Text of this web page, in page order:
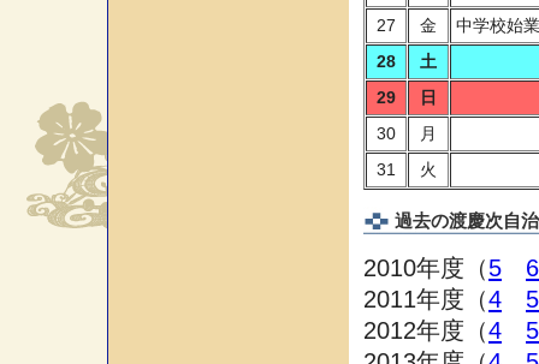
27
金
中学校始
28
土
29
日
30
月
31
火
過去の渡慶次自
2010年度（5
6
2011年度（4
5
2012年度（4
5